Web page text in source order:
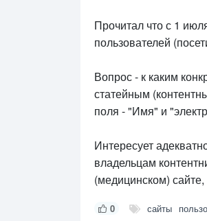
Прочитал что с 1
пользователей
Вопрос - к каким
статейным
поля - "Имя" и
Интересует
владельцам
(медицинском)
0 сайты